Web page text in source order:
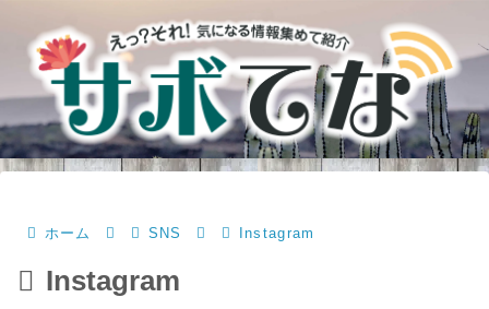
ホーム SNS Instagram
Instagram